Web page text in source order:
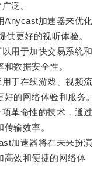
泛。
加速器来优化
更好的视听体验。
用于加快交易系统和
数据安全性。
于在线游戏、视频流
的网络体验和服务。
革命性的技术，通过
输效率。
加速器将在未来扮演
高效和便捷的网络体